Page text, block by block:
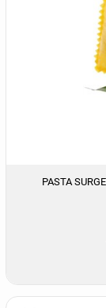
PASTA